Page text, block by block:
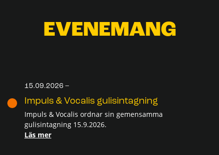
EVENEMANG
15.09.2026 –
Impuls & Vocalis gulisintagning
Impuls & Vocalis ordnar sin gemensamma
gulisintagning 15.9.2026.
Läs mer